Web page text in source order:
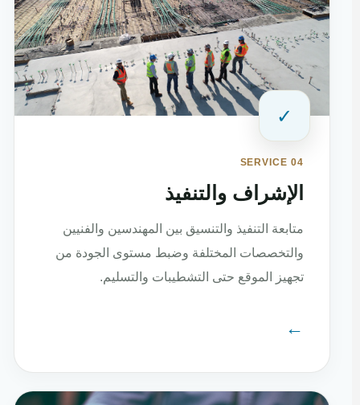
✓
SERVICE 04
الإشراف والتنفيذ
متابعة التنفيذ والتنسيق بين المهندسين والفنيين
والتخصصات المختلفة وضبط مستوى الجودة من
تجهيز الموقع حتى التشطيبات والتسليم.
←